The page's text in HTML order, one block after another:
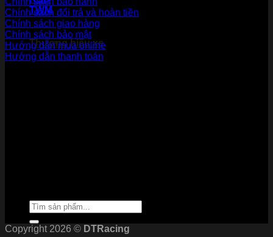
TWM
Thương hiệu xe
Tìm
kiếm:
Chính sách đổi trả và hoàn tiền
Chính sách giao hàng
Chính sách bảo mật
Hướng dẫn mua online
Hướng dẫn thanh toán
Copyright 2026 © DTRacing